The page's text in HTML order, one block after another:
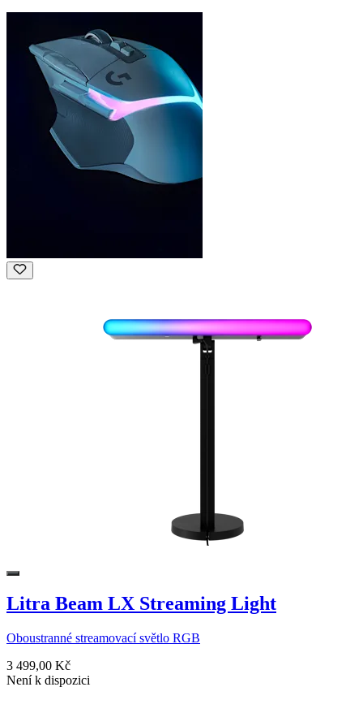
Litra Beam LX Streaming Light
Oboustranné streamovací světlo RGB
3 499,00 Kč
Není k dispozici